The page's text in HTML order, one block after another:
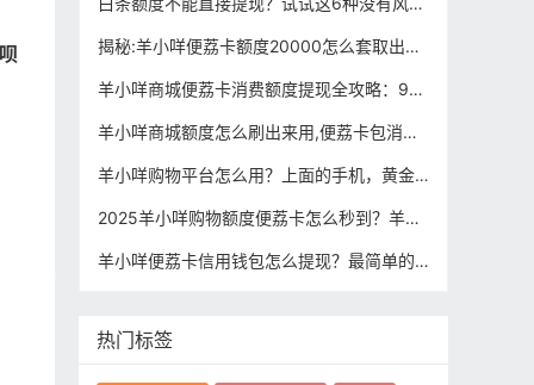
揭秘:羊小咩便荔卡额度20000怎么套取出来?避坑指南，合规操作必看！
羊小咩商城便荔卡消费额度提现全攻略：99%用户忽略的3大隐藏规则（合规操作方法）
羊小咩商城额度怎么刷出来用,便荔卡包消费额度怎么提现到微信零钱，2025新规则教程分享！
羊小咩购物平台怎么用？上面的手机，黄金是正品吗？（正确解读）
2025羊小咩购物额度便荔卡怎么秒到？羊小咩怎么操作提现的？我朋友亲测5种合规方法分享！
羊小咩便荔卡信用钱包怎么提现？最简单的变现合规操作方法分享！
热门标签